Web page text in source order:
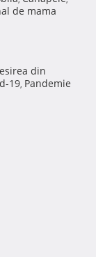
de mama
din
19, Pandemie